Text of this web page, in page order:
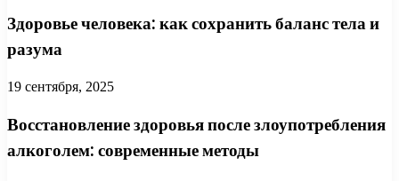
Здоровье человека: как сохранить баланс тела и
разума
19 сентября, 2025
Восстановление здоровья после злоупотребления
алкоголем: современные методы